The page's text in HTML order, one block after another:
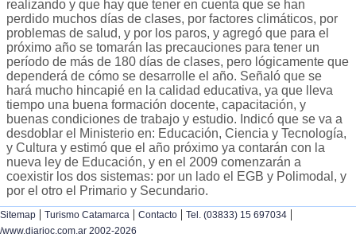
realizando y que hay que tener en cuenta que se han
perdido muchos días de clases, por factores climáticos, por
problemas de salud, y por los paros, y agregó que para el
próximo año se tomarán las precauciones para tener un
período de más de 180 días de clases, pero lógicamente que
dependerá de cómo se desarrolle el año. Señaló que se
hará mucho hincapié en la calidad educativa, ya que lleva
tiempo una buena formación docente, capacitación, y
buenas condiciones de trabajo y estudio. Indicó que se va a
desdoblar el Ministerio en: Educación, Ciencia y Tecnología,
y Cultura y estimó que el año próximo ya contarán con la
nueva ley de Educación, y en el 2009 comenzarán a
coexistir los dos sistemas: por un lado el EGB y Polimodal, y
por el otro el Primario y Secundario.
Sitemap | Turismo Catamarca | Contacto | Tel. (03833) 15 697034 |
/www.diarioc.com.ar 2002-2026